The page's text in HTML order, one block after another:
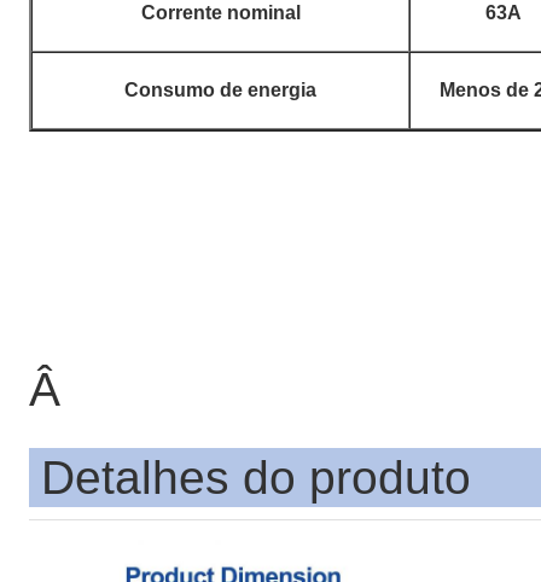
Corrente nominal 63A
Consumo de energia Menos de
Â
Detalhes do produto